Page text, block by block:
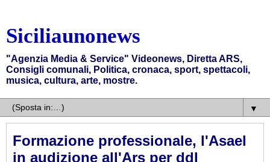
Siciliaunonews
"Agenzia Media & Service" Videonews, Diretta ARS,
Consigli comunali, Politica, cronaca, sport, spettacoli,
musica, cultura, arte, mostre.
▼
Formazione professionale, l'Asael
in audizione all'Ars per ddl